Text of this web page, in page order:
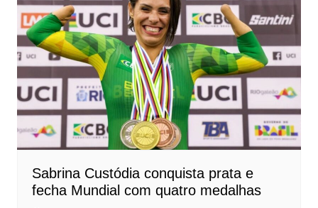
Sabrina Custódia conquista prata e
fecha Mundial com quatro medalhas